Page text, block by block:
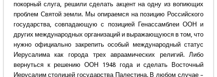
покорный слуга, решили сделать акцент на одну из вопиющих
проблем Святой земли. Мы опираемся на позицию Российского
государства, совпадающую с позицией Генассамблеи ООН и
других международных организаций и выражающуюся в том, что
нужно официально закрепить особый международный статус
Иерусалима как города трех авраамических религий. Либо
вернуться к решению ООН 1948 года и сделать Восточный
Иерусалим столицей государства Палестина. В любом случае –